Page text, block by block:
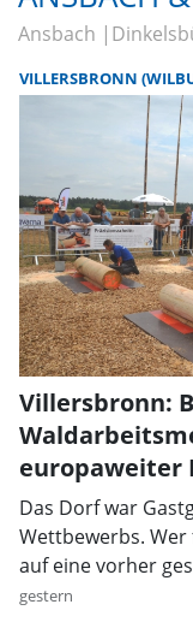
Ansbach
VILLERSBRONN
Villersbronn:
europaweiter
Das Dorf war
Wettbewerbs.
auf eine vorher
gestern